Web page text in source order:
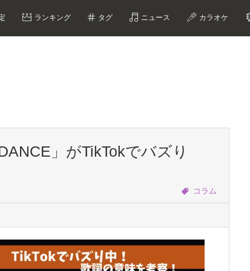
ランキング タグ ニュース カラオケ
」がTikTokでバズり
コラム